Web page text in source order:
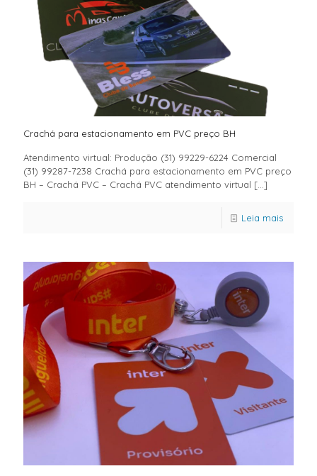
Crachá para estacionamento em PVC preço BH
Atendimento virtual: Produção (31) 99229-6224 Comercial
(31) 99287-7238 Crachá para estacionamento em PVC preço
BH – Crachá PVC – Crachá PVC atendimento virtual […]
Leia mais